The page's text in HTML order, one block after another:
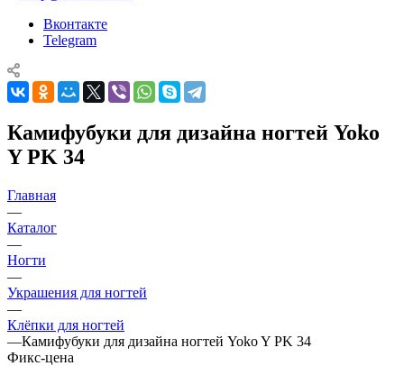
Вконтакте
Telegram
Камифубуки для дизайна ногтей Yoko
Y PK 34
Главная
—
Каталог
—
Ногти
—
Украшения для ногтей
—
Клёпки для ногтей
—Камифубуки для дизайна ногтей Yoko Y PK 34
Фикс-цена